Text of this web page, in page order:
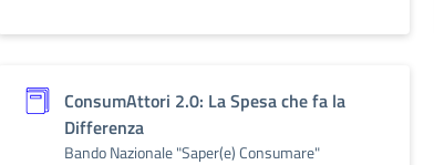
ConsumAttori 2.0: La Spesa che fa la
Differenza
Bando Nazionale "Saper(e) Consumare"